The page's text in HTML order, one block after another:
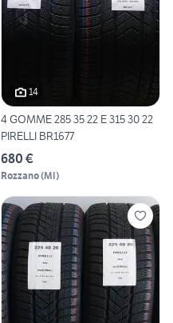
14
4 GOMME 285 35 22 E 315 30 22
PIRELLI BR1677
680 €
Rozzano(MI)